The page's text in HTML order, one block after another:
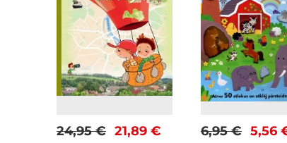
21,89 €
24,95 € 5,56
6,95 €